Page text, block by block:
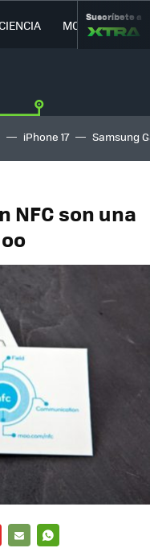
MOVILIDAD
Suscríbete a
iPhone 17 Samsung
NFC son una